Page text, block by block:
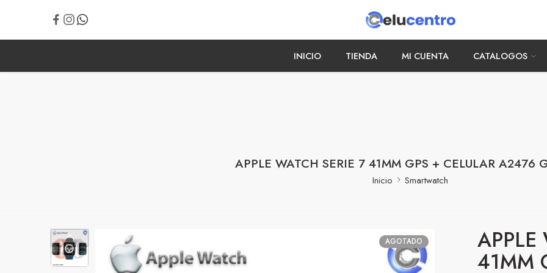
INICIO TIENDA MI CUENTA CATALOGOS
APPLE WATCH SERIE 7 41MM GPS + CELULAR A2476
Inicio Smartwatch
AGOTADO APPLE
41MM